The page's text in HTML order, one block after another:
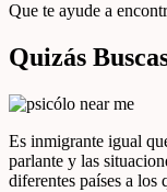
Que te ayude a
Quizás
Es inmigrante igual
parlante y las
diferentes países a los